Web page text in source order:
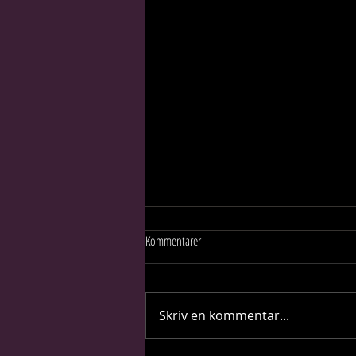
Pigga upp dina älsklingar!
Kommentarer
Skriv en kommentar...